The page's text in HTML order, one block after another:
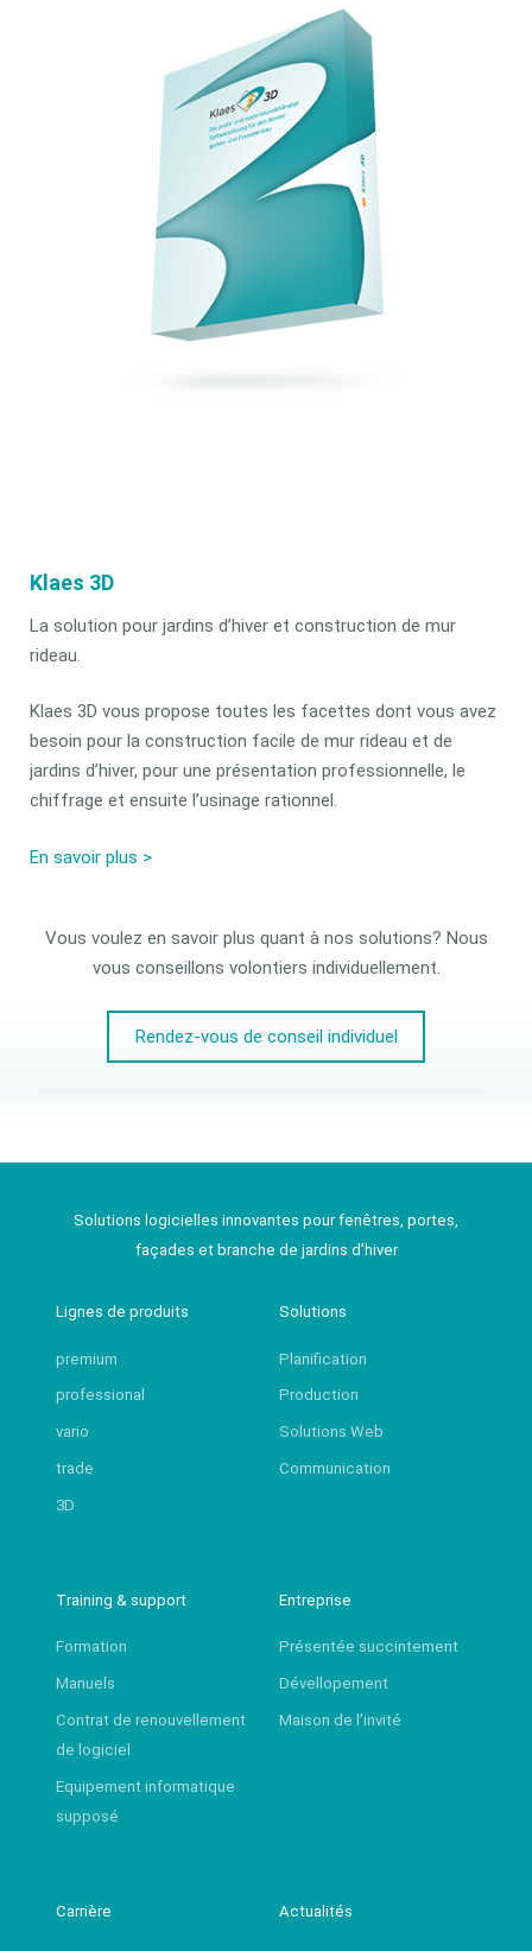
Klaes 3D
La solution pour jardins d’hiver et construction de mur
rideau.
Klaes 3D vous propose toutes les facettes dont vous avez
besoin pour la construction facile de mur rideau et de
jardins d’hiver, pour une présentation professionnelle, le
chiffrage et ensuite l’usinage rationnel.
En savoir plus >
Vous voulez en savoir plus quant à nos solutions? Nous
vous conseillons volontiers individuellement.
Rendez-vous de conseil individuel
Solutions logicielles innovantes pour fenêtres, portes,
façades et branche de jardins d’hiver
Lignes de produits
premium
professional
vario
trade
3D
Solutions
Planification
Production
Solutions Web
Communication
Training & support
Formation
Manuels
Contrat de renouvellement
de logiciel
Equipement informatique
supposé
Entreprise
Présentée succintement
Dévellopement
Maison de l’invité
Carrière Actualités